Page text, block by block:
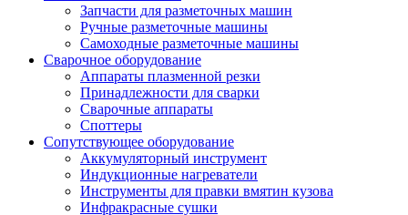
Запчасти для разметочных машин
Ручные разметочные машины
Самоходные разметочные машины
Сварочное оборудование
Аппараты плазменной резки
Принадлежности для сварки
Сварочные аппараты
Споттеры
Сопутствующее оборудование
Аккумуляторный инструмент
Индукционные нагреватели
Инструменты для правки вмятин кузова
Инфракрасные сушки